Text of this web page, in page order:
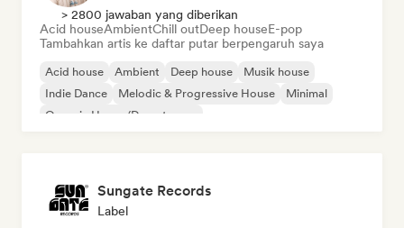
> 2800 jawaban yang diberikan
Acid houseAmbientChill outDeep houseE-pop
Tambahkan artis ke daftar putar berpengaruh saya
Acid house Ambient Deep house
Musik house
Indie Dance
Melodic & Progressive House
Minimal
Organic House/Downtempo
Sungate Records
Label